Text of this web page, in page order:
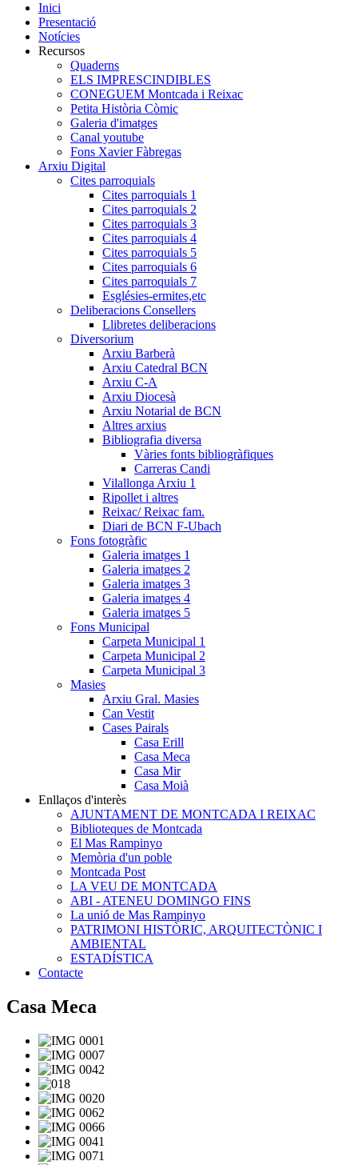
Inici
Presentació
Notícies
Recursos
Quaderns
ELS IMPRESCINDIBLES
CONEGUEM Montcada i Reixac
Petita Història Còmic
Galeria d'imatges
Canal youtube
Fons Xavier Fàbregas
Arxiu Digital
Cites parroquials
Cites parroquials 1
Cites parroquials 2
Cites parroquials 3
Cites parroquials 4
Cites parroquials 5
Cites parroquials 6
Cites parroquials 7
Esglésies-ermites,etc
Deliberacions Consellers
Llibretes deliberacions
Diversorium
Arxiu Barberà
Arxiu Catedral BCN
Arxiu C-A
Arxiu Diocesà
Arxiu Notarial de BCN
Altres arxius
Bibliografia diversa
Vàries fonts bibliogràfiques
Carreras Candi
Vilallonga Arxiu 1
Ripollet i altres
Reixac/ Reixac fam.
Diari de BCN F-Ubach
Fons fotogràfic
Galeria imatges 1
Galeria imatges 2
Galeria imatges 3
Galeria imatges 4
Galeria imatges 5
Fons Municipal
Carpeta Municipal 1
Carpeta Municipal 2
Carpeta Municipal 3
Masies
Arxiu Gral. Masies
Can Vestit
Cases Pairals
Casa Erill
Casa Meca
Casa Mir
Casa Moià
Enllaços d'interès
AJUNTAMENT DE MONTCADA I REIXAC
Biblioteques de Montcada
El Mas Rampinyo
Memòria d'un poble
Montcada Post
LA VEU DE MONTCADA
ABI - ATENEU DOMINGO FINS
La unió de Mas Rampinyo
PATRIMONI HISTÒRIC, ARQUITECTÒNIC I
AMBIENTAL
ESTADÍSTICA
Contacte
Casa Meca